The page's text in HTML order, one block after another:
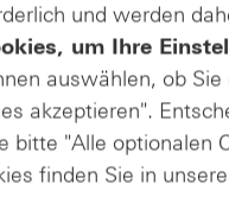
und werden
um Ihre
auswählen, ob
akzeptieren".
bitte "Alle optionalen
finden Sie in